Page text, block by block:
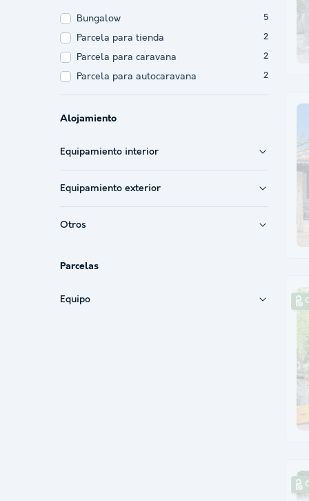
Bungalow 5
Parcela para tienda 2
Parcela para caravana 2
Parcela para autocaravana 2
Alojamiento
Equipamiento interior
Equipamiento exterior
Otros
Parcelas
Equipo